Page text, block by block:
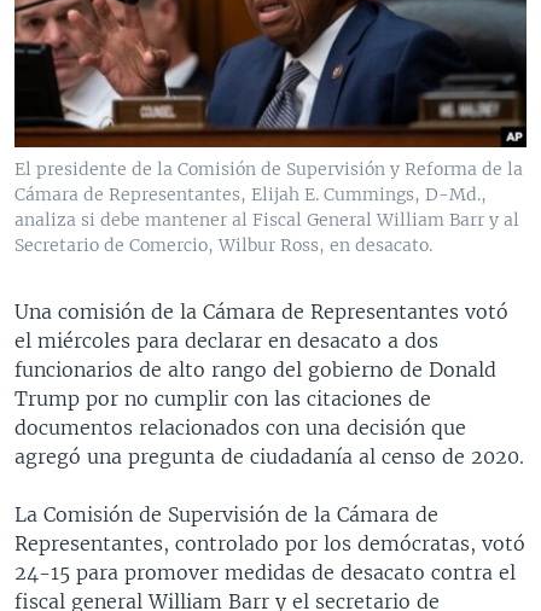
VENEZUELA
BRASIL
NICARAGUA
ECONOMÍA
ENTRETENIMIENTO Y CULTURA
TECNOLOGÍA
DEPORTES
CIENCIA Y SALUD
MULTIMEDIA
VIDEOS
FOTOGRAFÍA
AUDIOS
PROGRAMAS TV
EL MUNDO AL DÍA
FORO INTERAMERICANO
VISIÓN 360
LAS CLAVES
RADIO
AVANCE INFORMATIVO
AUDIONOTICIAS
BUENOS DÍAS AMÉRICA
EL MUNDO AL DÍA [RADIO]
FORO [RADIO]
DEPORTIVO INTERNACIONAL
NOTA ECONÓMICA
DIRECT
DOCUMENTALES DE LA VOA
SÍGANOS
Idiomas
El presidente de la Comisión de Supervisión y Reforma de la
Cámara de Representantes, Elijah E. Cummings, D-Md.,
analiza si debe mantener al Fiscal General William Barr y al
Secretario de Comercio, Wilbur Ross, en desacato.
Una comisión de la Cámara de Representantes votó
el miércoles para declarar en desacato a dos
funcionarios de alto rango del gobierno de Donald
Trump por no cumplir con las citaciones de
documentos relacionados con una decisión que
agregó una pregunta de ciudadanía al censo de 2020.
La Comisión de Supervisión de la Cámara de
Representantes, controlado por los demócratas, votó
24-15 para promover medidas de desacato contra el
fiscal general William Barr y el secretario de